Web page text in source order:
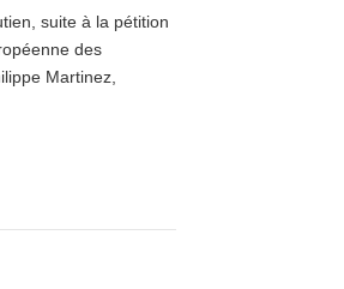
suite à la pétition
des
Martinez,